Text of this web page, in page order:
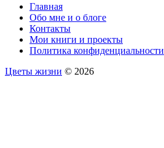
Главная
Обо мне и о блоге
Контакты
Мои книги и проекты
Политика конфиденциальности
Цветы жизни © 2026